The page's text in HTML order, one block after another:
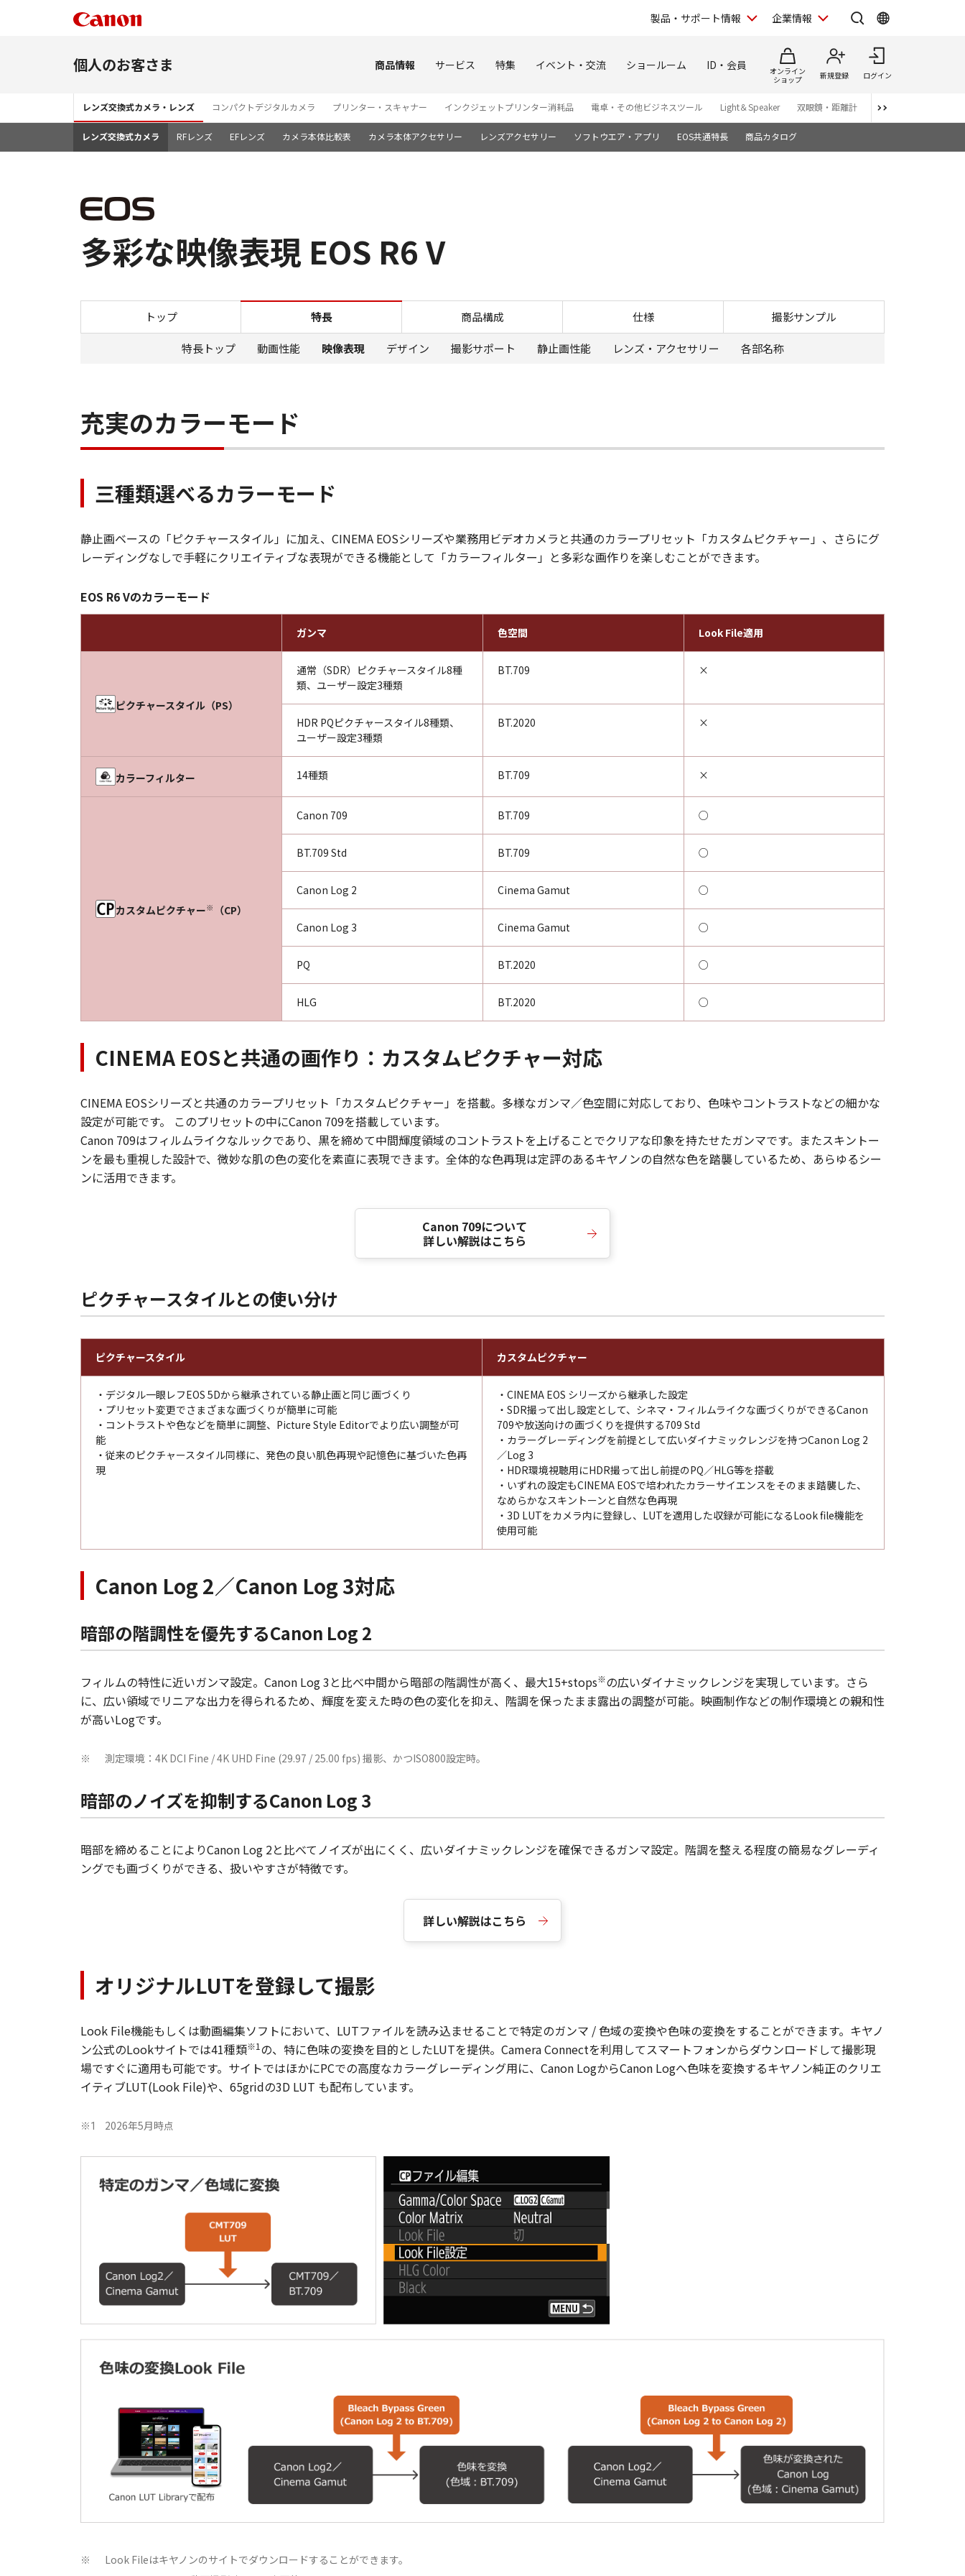
製品・サポート情報 企業情報
個人のお客さま 商品情報 サービス 特集 イベント・交流 ショールーム ID・会員
オンライン
ショップ
新規登録 ログイン
レンズ交換式カメラ・レンズ コンパクトデジタルカメラ プリンター・スキャナー インクジェットプリンター消耗品 電卓・その他ビジネスツール Light＆Speaker 双眼鏡・距離計 写真集
レンズ交換式カメラ RFレンズ EFレンズ カメラ本体比較表 カメラ本体アクセサリー レンズアクセサリー ソフトウエア・アプリ EOS共通特長 商品カタログ
多彩な映像表現 EOS R6 V
多彩な映像表現
トップ 特長 商品構成 仕様 撮影サンプル
特長トップ 動画性能 映像表現 デザイン 撮影サポート 静止画性能 レンズ・アクセサリー 各部名称
充実のカラーモード
三種類選べるカラーモード
静止画ベースの「ピクチャースタイル」に加え、CINEMA EOSシリーズや業務用ビデオカメラと共通のカラープリセット「カスタムピクチャー」、さらにグ
レーディングなしで手軽にクリエイティブな表現ができる機能として「カラーフィルター」と多彩な画作りを楽しむことができます。
EOS R6 Vのカラーモード
ガンマ 色空間 Look File適用
ピクチャースタイル（PS）
通常（SDR）ピクチャースタイル8種
類、ユーザー設定3種類
BT.709 ×
HDR PQピクチャースタイル8種類、
ユーザー設定3種類
BT.2020 ×
カラーフィルター 14種類 BT.709 ×
カスタムピクチャー※ （CP）
Canon 709 BT.709 ○
BT.709 Std BT.709 ○
Canon Log 2 Cinema Gamut ○
Canon Log 3 Cinema Gamut ○
PQ BT.2020 ○
HLG BT.2020 ○
CINEMA EOSと共通の画作り：カスタムピクチャー対応
CINEMA EOSシリーズと共通のカラープリセット「カスタムピクチャー」を搭載。多様なガンマ／色空間に対応しており、色味やコントラストなどの細かな
設定が可能です。 このプリセットの中にCanon 709を搭載しています。
Canon 709はフィルムライクなルックであり、黒を締めて中間輝度領域のコントラストを上げることでクリアな印象を持たせたガンマです。またスキントー
ンを最も重視した設計で、微妙な肌の色の変化を素直に表現できます。全体的な色再現は定評のあるキヤノンの自然な色を踏襲しているため、あらゆるシー
ンに活用できます。
Canon 709について
詳しい解説はこちら
ピクチャースタイルとの使い分け
ピクチャースタイル カスタムピクチャー
・デジタル一眼レフEOS 5Dから継承されている静止画と同じ画づくり
・プリセット変更でさまざまな画づくりが簡単に可能
・コントラストや色などを簡単に調整、Picture Style Editorでより広い調整が可
能
・従来のピクチャースタイル同様に、発色の良い肌色再現や記憶色に基づいた色再
現
・CINEMA EOS シリーズから継承した設定
・SDR撮って出し設定として、シネマ・フィルムライクな画づくりができるCanon
709や放送向けの画づくりを提供する709 Std
・カラーグレーディングを前提として広いダイナミックレンジを持つCanon Log 2
／Log 3
・HDR環境視聴用にHDR撮って出し前提のPQ／HLG等を搭載
・いずれの設定もCINEMA EOSで培われたカラーサイエンスをそのまま踏襲した、
なめらかなスキントーンと自然な色再現
・3D LUTをカメラ内に登録し、LUTを適用した収録が可能になるLook file機能を
使用可能
Canon Log 2／Canon Log 3対応
暗部の階調性を優先するCanon Log 2
フィルムの特性に近いガンマ設定。Canon Log 3と比べ中間から暗部の階調性が高く、最大15+stops※の広いダイナミックレンジを実現しています。さら
に、広い領域でリニアな出力を得られるため、輝度を変えた時の色の変化を抑え、階調を保ったまま露出の調整が可能。映画制作などの制作環境との親和性
が高いLogです。
※ 測定環境：4K DCI Fine / 4K UHD Fine (29.97 / 25.00 fps) 撮影、かつISO800設定時。
暗部のノイズを抑制するCanon Log 3
暗部を締めることによりCanon Log 2と比べてノイズが出にくく、広いダイナミックレンジを確保できるガンマ設定。階調を整える程度の簡易なグレーディ
ングでも画づくりができる、扱いやすさが特徴です。
詳しい解説はこちら
オリジナルLUTを登録して撮影
Look File機能もしくは動画編集ソフトにおいて、LUTファイルを読み込ませることで特定のガンマ / 色域の変換や色味の変換をすることができます。キヤノ
ン公式のLookサイトでは41種類※1 の、特に色味の変換を目的としたLUTを提供。Camera Connectを利用してスマートフォンからダウンロードして撮影現
場ですぐに適用も可能です。サイトではほかにPCでの高度なカラーグレーディング用に、Canon LogからCanon Logへ色味を変換するキヤノン純正のクリエ
イティブLUT(Look File)や、65gridの3D LUT も配布しています。
※1 2026年5月時点
※ Look Fileはキヤノンのサイトでダウンロードすることができます。